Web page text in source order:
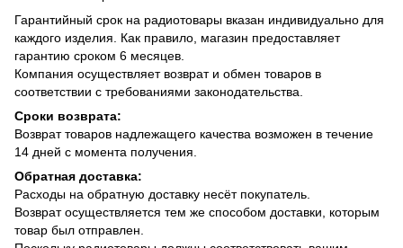
Гарантийный срок на радиотовары вказан индивидуально для
каждого изделия. Как правило, магазин предоставляет
гарантию сроком 6 месяцев.
Компания осуществляет возврат и обмен товаров в
соответствии с требованиями законодательства.
Сроки возврата:
Возврат товаров надлежащего качества возможен в течение
14 дней с момента получения.
Обратная доставка:
Расходы на обратную доставку несёт покупатель.
Возврат осуществляется тем же способом доставки, которым
товар был отправлен.